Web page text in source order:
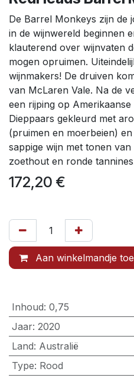
De Barrel Monkeys zijn de
in de wijnwereld beginnen
klauterend over wijnvaten
mogen opruimen.
wijnmakers! De druiven
van McLaren Vale. Na de
een rijping op
Dieppaars gekleurd met
(pruimen en moerbeien)
sappige wijn met tonen
zoethout en ronde
172,20 €
Aan winkelmandje
Inhoud: 0,75
Jaar: 2020
Land: Australië
Type: Rood